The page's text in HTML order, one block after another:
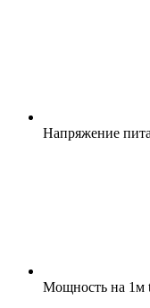
Напряжение
Мощность на 1м